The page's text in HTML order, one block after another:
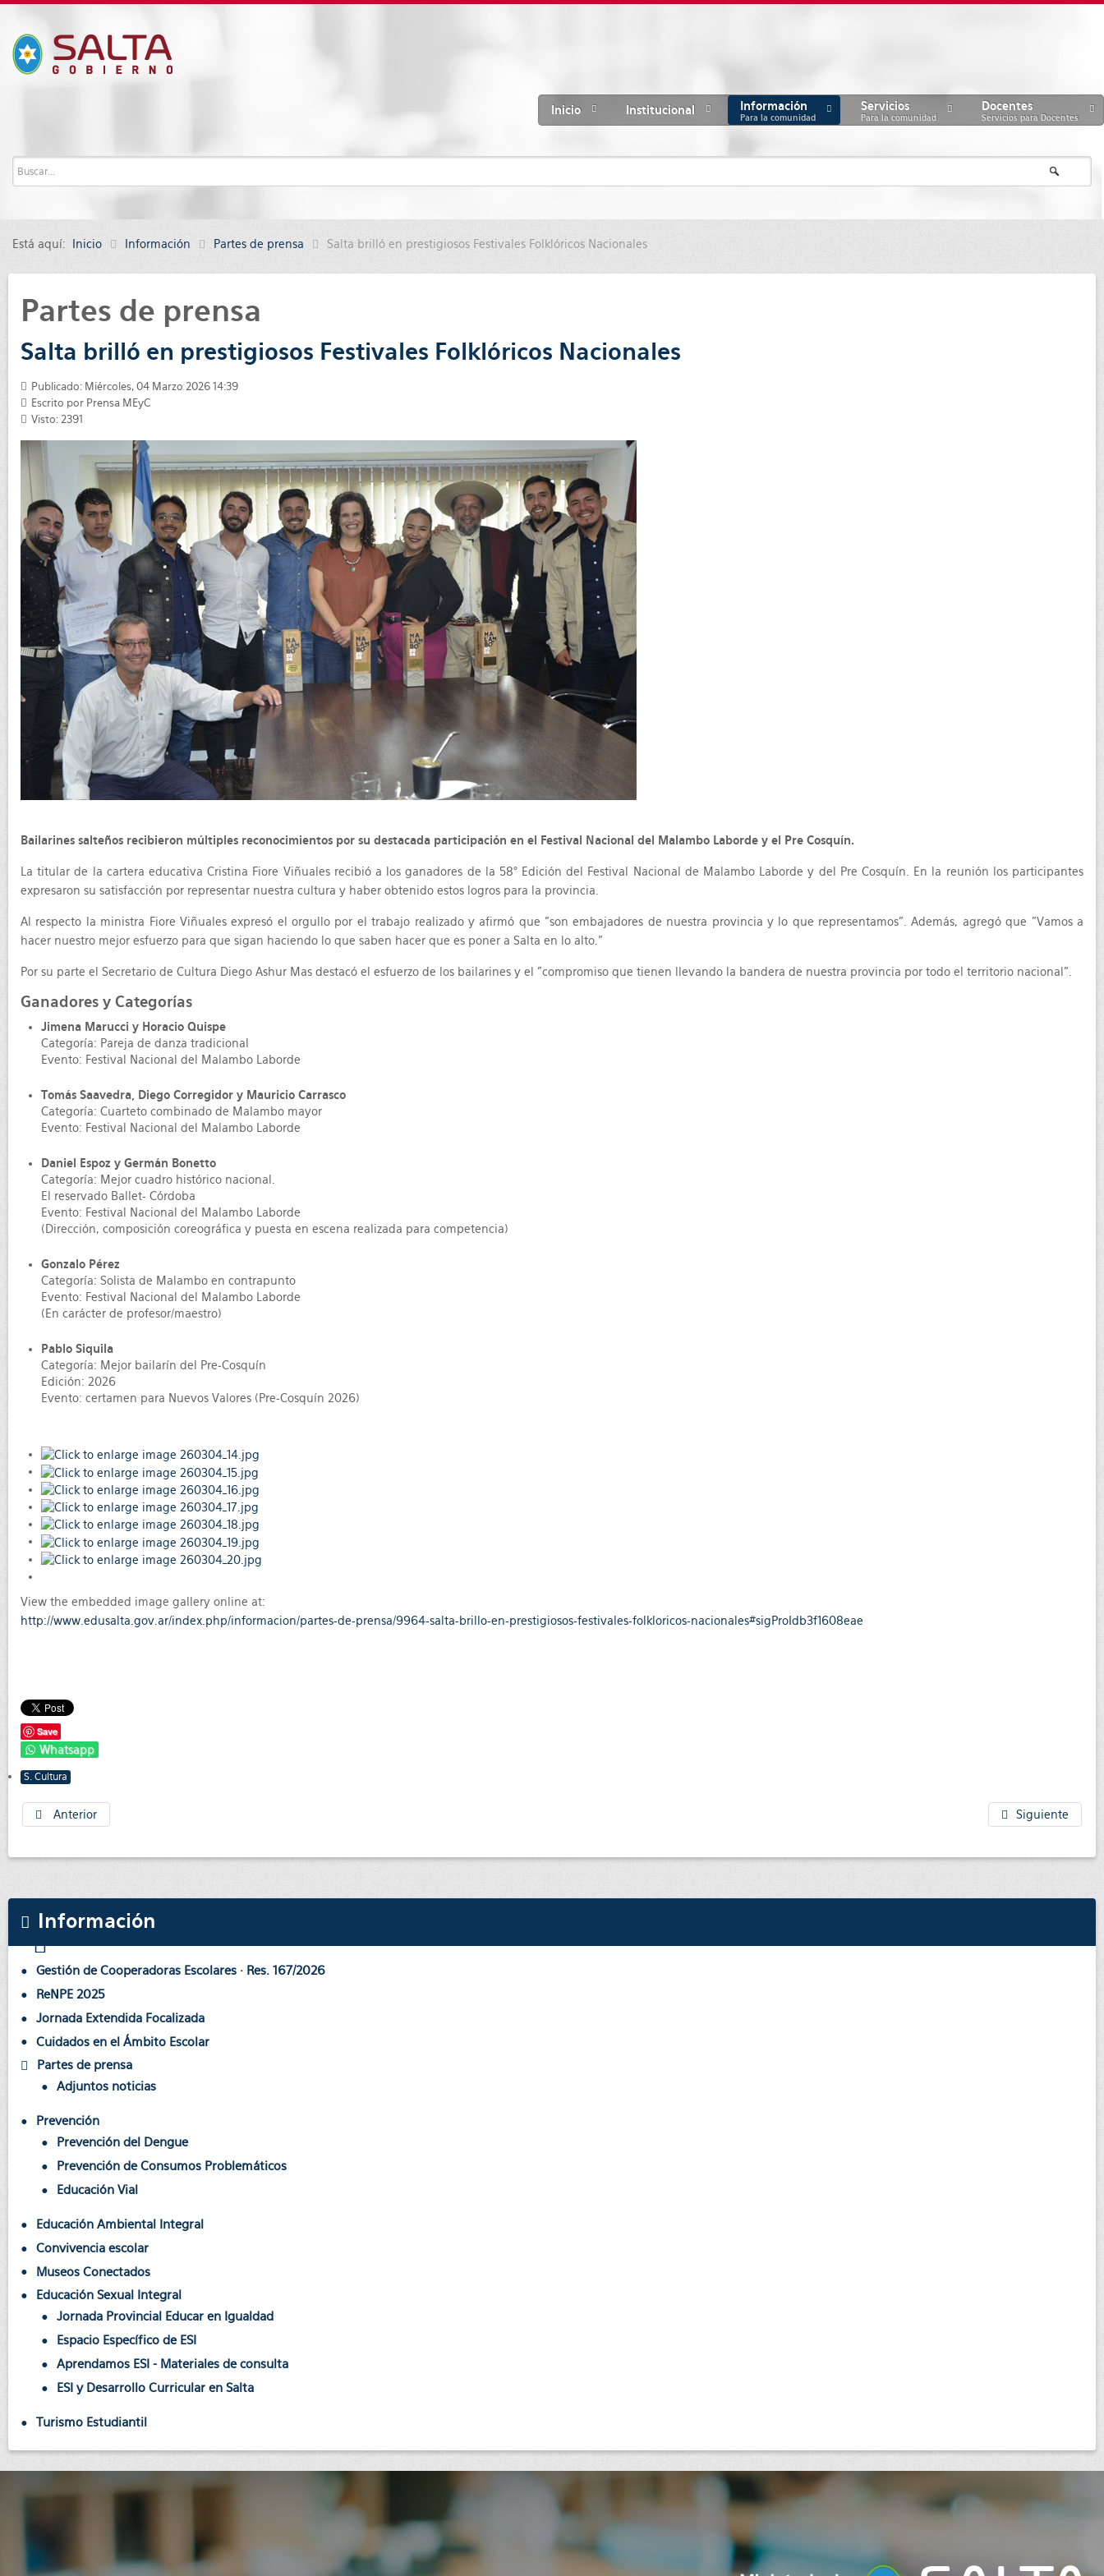
Inicio Institucional Información
Para la comunidad
Servicios
Para la comunidad
Docentes
Servicios para Docentes
Está aquí: Inicio Información Partes de prensa Salta brilló en prestigiosos Festivales Folklóricos Nacionales
Partes de prensa
Salta brilló en prestigiosos Festivales Folklóricos Nacionales
Publicado: Miércoles, 04 Marzo 2026 14:39
Escrito por Prensa MEyC
Visto: 2391
Bailarines salteños recibieron múltiples reconocimientos por su destacada participación en el Festival Nacional del Malambo Laborde y el Pre Cosquín.
La titular de la cartera educativa Cristina Fiore Viñuales recibió a los ganadores de la 58° Edición del Festival Nacional de Malambo Laborde y del Pre Cosquín. En la reunión los participantes
expresaron su satisfacción por representar nuestra cultura y haber obtenido estos logros para la provincia.
Al respecto la ministra Fiore Viñuales expresó el orgullo por el trabajo realizado y afirmó que "son embajadores de nuestra provincia y lo que representamos". Además, agregó que "Vamos a
hacer nuestro mejor esfuerzo para que sigan haciendo lo que saben hacer que es poner a Salta en lo alto."
Por su parte el Secretario de Cultura Diego Ashur Mas destacó el esfuerzo de los bailarines y el "compromiso que tienen llevando la bandera de nuestra provincia por todo el territorio nacional".
Ganadores y Categorías
Jimena Marucci y Horacio Quispe
Categoría: Pareja de danza tradicional
Evento: Festival Nacional del Malambo Laborde
Tomás Saavedra, Diego Corregidor y Mauricio Carrasco
Categoría: Cuarteto combinado de Malambo mayor
Evento: Festival Nacional del Malambo Laborde
Daniel Espoz y Germán Bonetto
Categoría: Mejor cuadro histórico nacional.
El reservado Ballet- Córdoba
Evento: Festival Nacional del Malambo Laborde
(Dirección, composición coreográfica y puesta en escena realizada para competencia)
Gonzalo Pérez
Categoría: Solista de Malambo en contrapunto
Evento: Festival Nacional del Malambo Laborde
(En carácter de profesor/maestro)
Pablo Siquila
Categoría: Mejor bailarín del Pre-Cosquín
Edición: 2026
Evento: certamen para Nuevos Valores (Pre-Cosquín 2026)
View the embedded image gallery online at:
http://www.edusalta.gov.ar/index.php/informacion/partes-de-prensa/9964-salta-brillo-en-prestigiosos-festivales-folkloricos-nacionales#sigProIdb3f1608eae
Save
Whatsapp
S. Cultura
Anterior Siguiente
Información
Gestión de Cooperadoras Escolares · Res. 167/2026
ReNPE 2025
Jornada Extendida Focalizada
Cuidados en el Ámbito Escolar
Partes de prensa
Adjuntos noticias
Prevención
Prevención del Dengue
Prevención de Consumos Problemáticos
Educación Vial
Educación Ambiental Integral
Convivencia escolar
Museos Conectados
Educación Sexual Integral
Jornada Provincial Educar en Igualdad
Espacio Específico de ESI
Aprendamos ESI - Materiales de consulta
ESI y Desarrollo Curricular en Salta
Turismo Estudiantil